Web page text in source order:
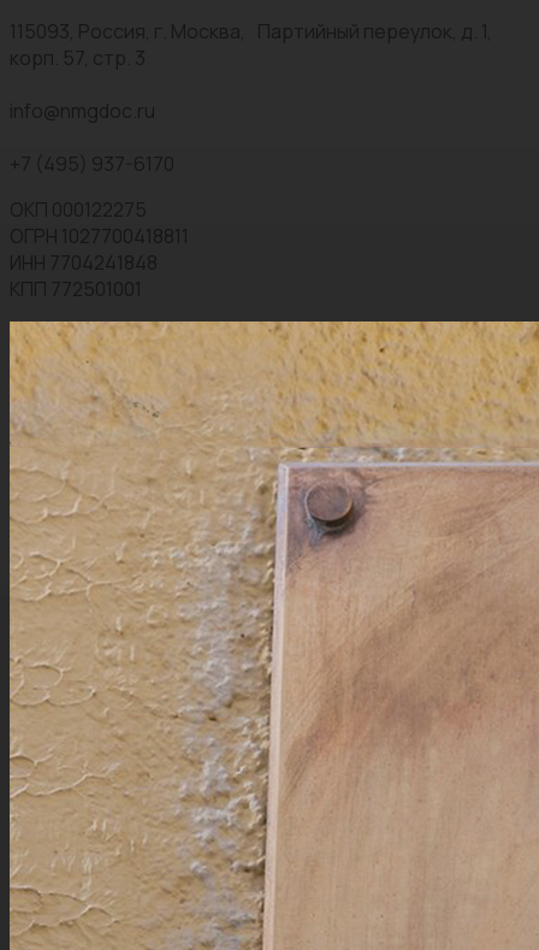
115093, Россия, г. Москва, Партийный переулок, д. 1,
корп. 57, стр. 3
info@nmgdoc.ru